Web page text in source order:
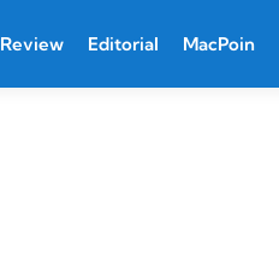
Review Editorial MacPoin